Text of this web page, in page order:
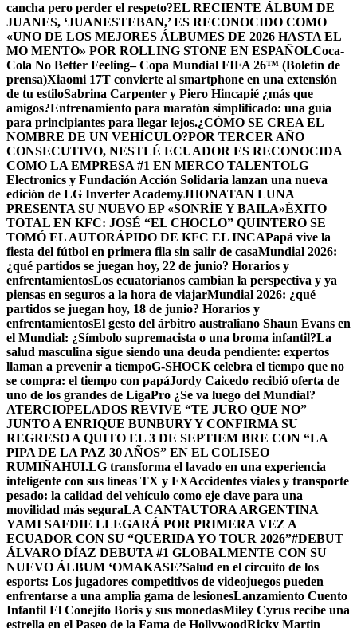
cancha pero perder el respeto?EL RECIENTE ÁLBUM DE
JUANES, ‘JUANESTEBAN,’ ES RECONOCIDO COMO
«UNO DE LOS MEJORES ÁLBUMES DE 2026 HASTA EL
MO MENTO» POR ROLLING STONE EN ESPAÑOLCoca-
Cola No Better Feeling– Copa Mundial FIFA 26™ (Boletín de
prensa)Xiaomi 17T convierte al smartphone en una extensión
de tu estiloSabrina Carpenter y Piero Hincapié ¿más que
amigos?Entrenamiento para maratón simplificado: una guía
para principiantes para llegar lejos.¿CÓMO SE CREA EL
NOMBRE DE UN VEHÍCULO?POR TERCER AÑO
CONSECUTIVO, NESTLÉ ECUADOR ES RECONOCIDA
COMO LA EMPRESA #1 EN MERCO TALENTOLG
Electronics y Fundación Acción Solidaria lanzan una nueva
edición de LG Inverter AcademyJHONATAN LUNA
PRESENTA SU NUEVO EP «SONRÍE Y BAILA»ÉXITO
TOTAL EN KFC: JOSÉ “EL CHOCLO” QUINTERO SE
TOMÓ EL AUTORÁPIDO DE KFC EL INCAPapá vive la
fiesta del fútbol en primera fila sin salir de casaMundial 2026:
¿qué partidos se juegan hoy, 22 de junio? Horarios y
enfrentamientosLos ecuatorianos cambian la perspectiva y ya
piensas en seguros a la hora de viajarMundial 2026: ¿qué
partidos se juegan hoy, 18 de junio? Horarios y
enfrentamientosEl gesto del árbitro australiano Shaun Evans en
el Mundial: ¿Símbolo supremacista o una broma infantil?La
salud masculina sigue siendo una deuda pendiente: expertos
llaman a prevenir a tiempoG-SHOCK celebra el tiempo que no
se compra: el tiempo con papáJordy Caicedo recibió oferta de
uno de los grandes de LigaPro ¿Se va luego del Mundial?
ATERCIOPELADOS REVIVE “TE JURO QUE NO”
JUNTO A ENRIQUE BUNBURY Y CONFIRMA SU
REGRESO A QUITO EL 3 DE SEPTIEM BRE CON “LA
PIPA DE LA PAZ 30 AÑOS” EN EL COLISEO
RUMIÑAHUI.LG transforma el lavado en una experiencia
inteligente con sus líneas TX y FXAccidentes viales y transporte
pesado: la calidad del vehículo como eje clave para una
movilidad más seguraLA CANTAUTORA ARGENTINA
YAMI SAFDIE LLEGARÁ POR PRIMERA VEZ A
ECUADOR CON SU “QUERIDA YO TOUR 2026”#DEBUT
ÁLVARO DÍAZ DEBUTA #1 GLOBALMENTE CON SU
NUEVO ÁLBUM ‘OMAKASE’Salud en el circuito de los
esports: Los jugadores competitivos de videojuegos pueden
enfrentarse a una amplia gama de lesionesLanzamiento Cuento
Infantil El Conejito Boris y sus monedasMiley Cyrus recibe una
estrella en el Paseo de la Fama de HollywoodRicky Martin